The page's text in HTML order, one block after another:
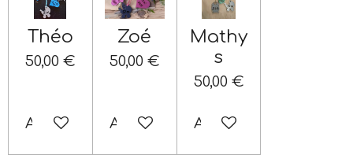
Théo
50,00 €
Ajouter au panier
Zoé
50,00 €
Ajouter au panier
Mathy
s
50,00 €
Ajouter au panier